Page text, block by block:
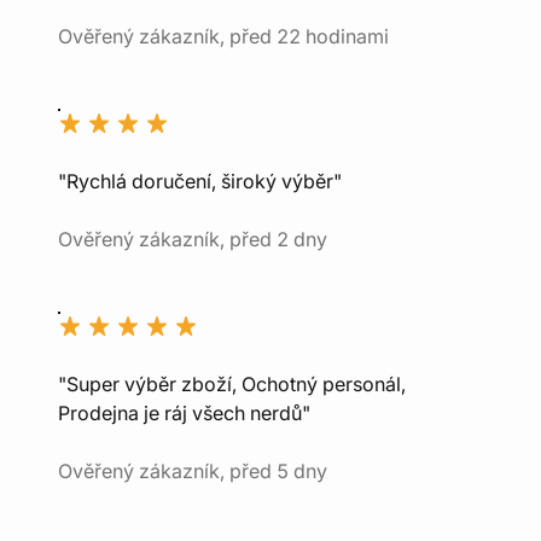
Ověřený zákazník, před 22 hodinami
"Rychlá doručení, široký výběr"
Ověřený zákazník, před 2 dny
"Super výběr zboží, Ochotný personál,
Prodejna je ráj všech nerdů"
Ověřený zákazník, před 5 dny